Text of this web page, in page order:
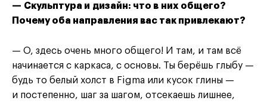
— Скульптура и дизайн: что в них общего?
Почему оба направления вас так привлекают?
— О, здесь очень много общего! И там, и там всё
начинается с каркаса, с основы. Ты берёшь глыбу —
будь то белый холст в Figma или кусок глины —
и постепенно, шаг за шагом, отсекаешь лишнее,